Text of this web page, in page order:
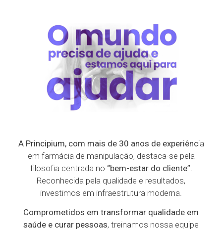
A Principium, com mais de 30 anos de experiência
em farmácia de manipulação, destaca-se pela
filosofia centrada no “bem-estar do cliente”.
Reconhecida pela qualidade e resultados,
investimos em infraestrutura moderna.
Comprometidos em transformar qualidade em
saúde e curar pessoas, treinamos nossa equipe